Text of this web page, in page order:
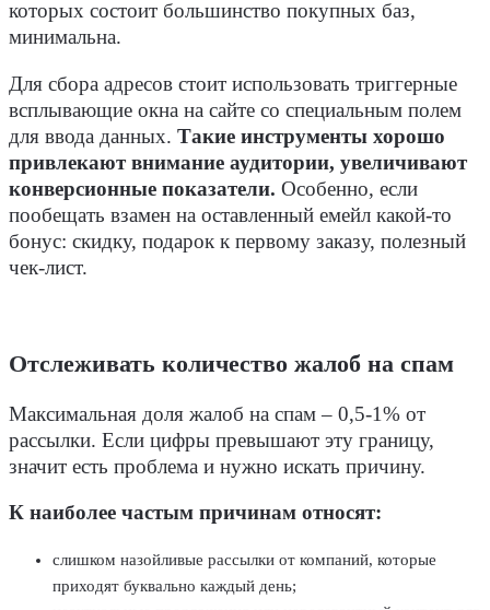
которых состоит большинство покупных баз,
минимальна.
Для сбора адресов стоит использовать триггерные
всплывающие окна на сайте со специальным полем
для ввода данных. Такие инструменты хорошо
привлекают внимание аудитории, увеличивают
конверсионные показатели. Особенно, если
пообещать взамен на оставленный емейл какой-то
бонус: скидку, подарок к первому заказу, полезный
чек-лист.
Отслеживать количество жалоб на спам
Максимальная доля жалоб на спам – 0,5-1% от
рассылки. Если цифры превышают эту границу,
значит есть проблема и нужно искать причину.
К наиболее частым причинам относят:
слишком назойливые рассылки от компаний, которые
приходят буквально каждый день;